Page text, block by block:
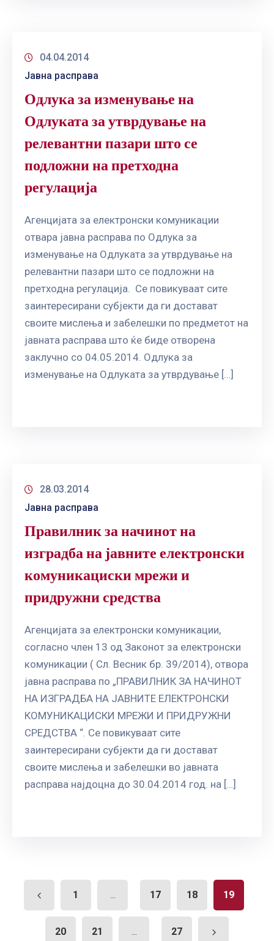
04.04.2014
Јавна расправа
Одлука за изменување на
Одлуката за утврдување на
релевантни пазари што се
подложни на претходна
регулација
Агенцијата за електронски комуникации
отвара јавна расправа по Одлука за
изменување на Одлуката за утврдување на
релевантни пазари што се подложни на
претходна регулација. Се повикуваат сите
заинтересирани субјекти да ги достават
своите мислења и забелешки по предметот на
јавната расправа што ќе биде отворена
заклучно со 04.05.2014. Одлука за
изменување на Одлуката за утврдување […]
28.03.2014
Јавна расправа
Правилник за начинот на
изградба на јавните електронски
комуникациски мрежи и
придружни средства
Агенцијата за електронски комуникации,
согласно член 13 од Законот за електронски
комуникации ( Сл. Весник бр. 39/2014), отвора
јавна расправа по „ПРАВИЛНИК ЗА НАЧИНОТ
НА ИЗГРАДБА НА ЈАВНИТЕ ЕЛЕКТРОНСКИ
КОМУНИКАЦИСКИ МРЕЖИ И ПРИДРУЖНИ
СРЕДСТВА “. Се повикуваат сите
заинтересирани субјекти да ги достават
своите мислења и забелешки во јавната
расправа најдоцна до 30.04.2014 год. на […]
1 ... 17 18 19
20 21 ... 27